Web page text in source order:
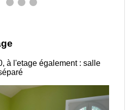
à l'etage également : salle